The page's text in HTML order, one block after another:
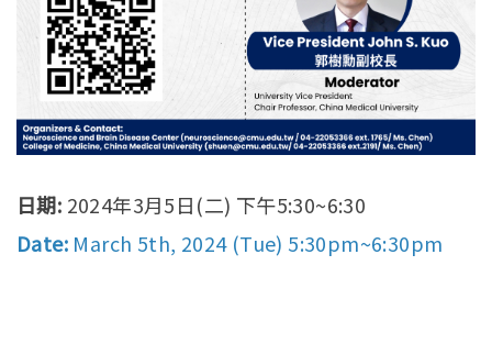
日期: 2024年3月5日(二) 下午5:30~6:30
Date: March 5th, 2024 (Tue) 5:30pm~6:30pm